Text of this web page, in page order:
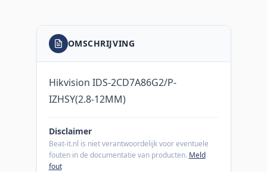
OMSCHRIJVING
Hikvision IDS-2CD7A86G2/P-
IZHSY(2.8-12MM)
Disclaimer
Beat-it.nl is niet verantwoordelijk voor eventuele
fouten in de documentatie van producten. Meld
fout